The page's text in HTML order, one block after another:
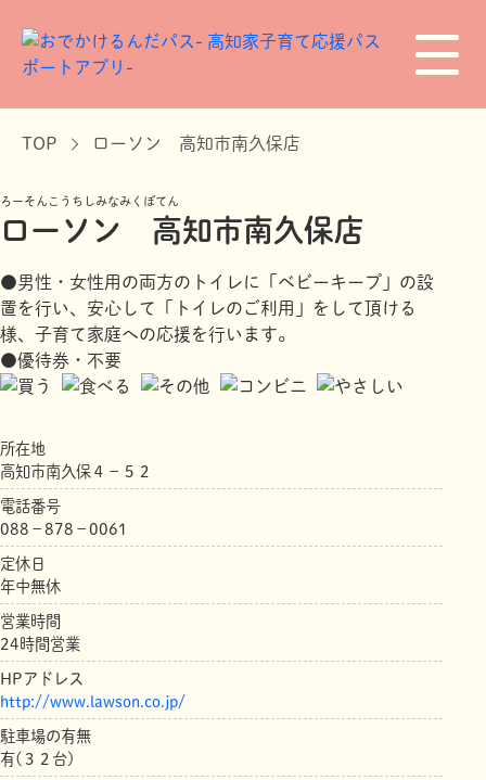
TOP ローソン 高知市南久保店
ろーそんこうちしみなみくぼてん
ローソン 高知市南久保店
●男性・女性用の両方のトイレに「ベビーキープ」の設
置を行い、安心して「トイレのご利用」をして頂ける
様、子育て家庭への応援を行います。
●優待券・不要
所在地
高知市南久保４－５２
電話番号
088－878－0061
定休日
年中無休
営業時間
24時間営業
HPアドレス
http://www.lawson.co.jp/
駐車場の有無
有(３２台)